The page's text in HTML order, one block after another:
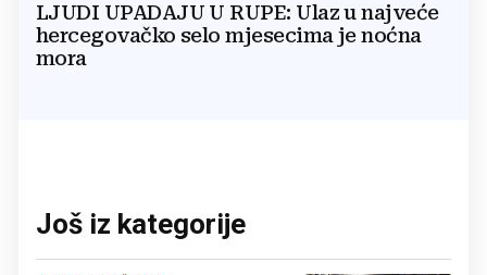
LJUDI UPADAJU U RUPE: Ulaz u najveće
hercegovačko selo mjesecima je noćna
mora
Još iz kategorije